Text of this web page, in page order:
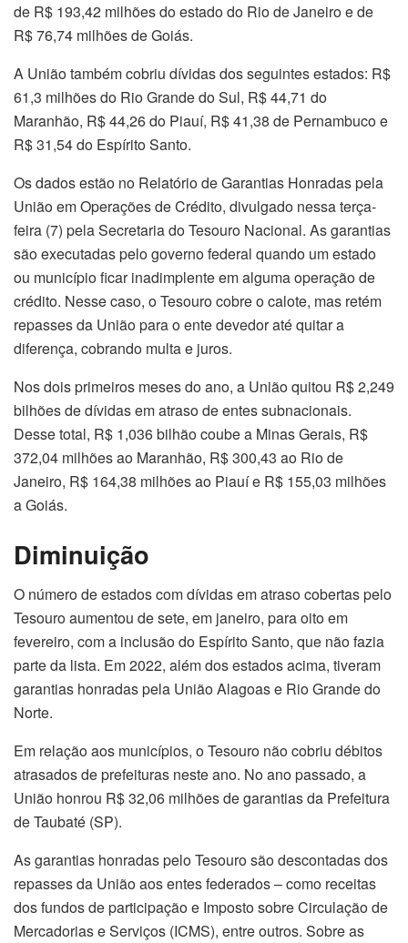
de R$ 193,42 milhões do estado do Rio de Janeiro e de
R$ 76,74 milhões de Goiás.
A União também cobriu dívidas dos seguintes estados: R$
61,3 milhões do Rio Grande do Sul, R$ 44,71 do
Maranhão, R$ 44,26 do Piauí, R$ 41,38 de Pernambuco e
R$ 31,54 do Espírito Santo.
Os dados estão no Relatório de Garantias Honradas pela
União em Operações de Crédito, divulgado nessa terça-
feira (7) pela Secretaria do Tesouro Nacional. As garantias
são executadas pelo governo federal quando um estado
ou município ficar inadimplente em alguma operação de
crédito. Nesse caso, o Tesouro cobre o calote, mas retém
repasses da União para o ente devedor até quitar a
diferença, cobrando multa e juros.
Nos dois primeiros meses do ano, a União quitou R$ 2,249
bilhões de dívidas em atraso de entes subnacionais.
Desse total, R$ 1,036 bilhão coube a Minas Gerais, R$
372,04 milhões ao Maranhão, R$ 300,43 ao Rio de
Janeiro, R$ 164,38 milhões ao Piauí e R$ 155,03 milhões
a Goiás.
Diminuição
O número de estados com dívidas em atraso cobertas pelo
Tesouro aumentou de sete, em janeiro, para oito em
fevereiro, com a inclusão do Espírito Santo, que não fazia
parte da lista. Em 2022, além dos estados acima, tiveram
garantias honradas pela União Alagoas e Rio Grande do
Norte.
Em relação aos municípios, o Tesouro não cobriu débitos
atrasados de prefeituras neste ano. No ano passado, a
União honrou R$ 32,06 milhões de garantias da Prefeitura
de Taubaté (SP).
As garantias honradas pelo Tesouro são descontadas dos
repasses da União aos entes federados – como receitas
dos fundos de participação e Imposto sobre Circulação de
Mercadorias e Serviços (ICMS), entre outros. Sobre as